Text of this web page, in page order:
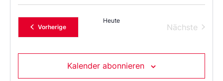
VorherigeVeranstaltungen
Heute
Nächste
Kalender abonnieren